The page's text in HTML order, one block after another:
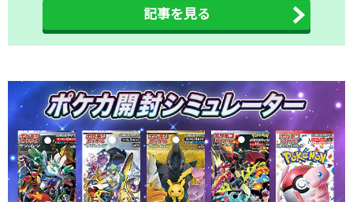
記事を見る